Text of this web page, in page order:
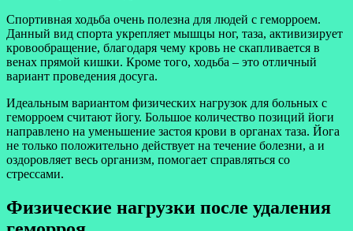
Спортивная ходьба очень полезна для людей с геморроем.
Данный вид спорта укрепляет мышцы ног, таза, активизирует
кровообращение, благодаря чему кровь не скапливается в
венах прямой кишки. Кроме того, ходьба – это отличный
вариант проведения досуга.
Идеальным вариантом физических нагрузок для больных с
геморроем считают йогу. Большое количество позиций йоги
направлено на уменьшение застоя крови в органах таза. Йога
не только положительно действует на течение болезни, а и
оздоровляет весь организм, помогает справляться со
стрессами.
Физические нагрузки после удаления